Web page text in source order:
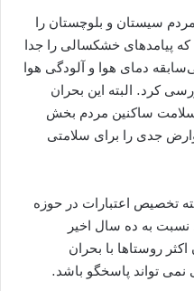
سیستان و بلوچستان را
پیامدهای خشکسالی را جدا
دمای هوا و آلودگی هوا
کرد. البته این بحران
سلامت ساکنین مردم بخش
جدی را برای سلامتی
تخصیص اعتبارات در حوزه
به ده سال اخیر
روستاها با بحران
نمی تواند پاسخگو باشد.